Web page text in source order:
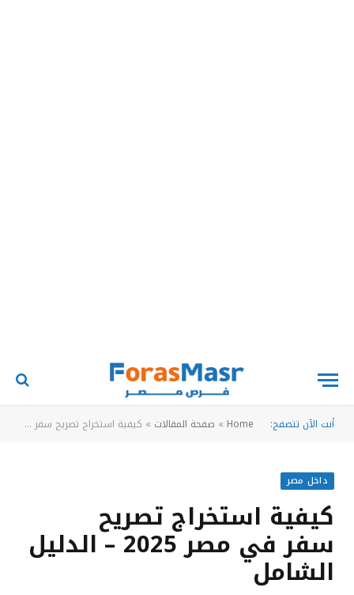
أنت الآن تتصفح: Home
» صفحة المقالات » كيفية استخراج تصريح سفر في مصر 2025 – الدليل الشامل
داخل مصر
كيفية استخراج تصريح
سفر في مصر 2025 – الدليل
الشامل